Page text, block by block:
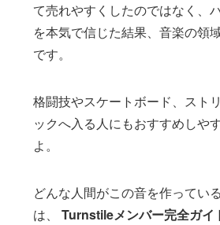
て売れやすくしたのではなく、
を本気で信じた結果、音楽の領
です。
格闘技やスケートボード、スト
ックへ入る人にもおすすめしや
よ。
どんな人間がこの音を作ってい
は、Turnstileメンバー完全ガイ